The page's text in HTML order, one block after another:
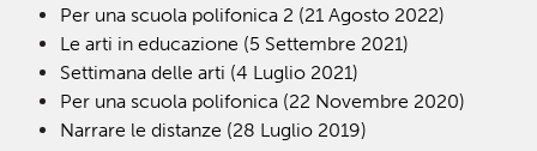
Per una scuola polifonica 2 (21 Agosto 2022)
Le arti in educazione (5 Settembre 2021)
Settimana delle arti (4 Luglio 2021)
Per una scuola polifonica (22 Novembre 2020)
Narrare le distanze (28 Luglio 2019)